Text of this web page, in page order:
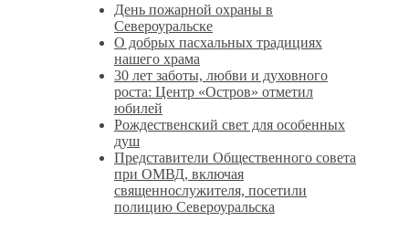
День пожарной охраны в
Североуральске
О добрых пасхальных традициях
нашего храма
30 лет заботы, любви и духовного
роста: Центр «Остров» отметил
юбилей
Рождественский свет для особенных
душ
Представители Общественного совета
при ОМВД, включая
священнослужителя, посетили
полицию Североуральска